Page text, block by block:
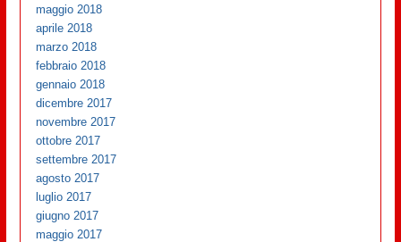
maggio 2018
aprile 2018
marzo 2018
febbraio 2018
gennaio 2018
dicembre 2017
novembre 2017
ottobre 2017
settembre 2017
agosto 2017
luglio 2017
giugno 2017
maggio 2017